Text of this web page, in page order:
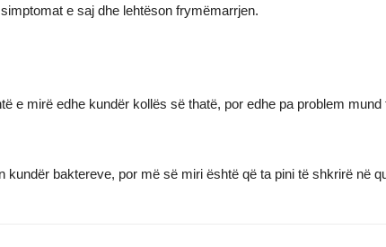
e saj dhe lehtëson frymëmarrjen.
e mirë edhe kundër kollës së thatë, por edhe pa problem
kundër baktereve, por më së miri është që ta pini të shkrirë në